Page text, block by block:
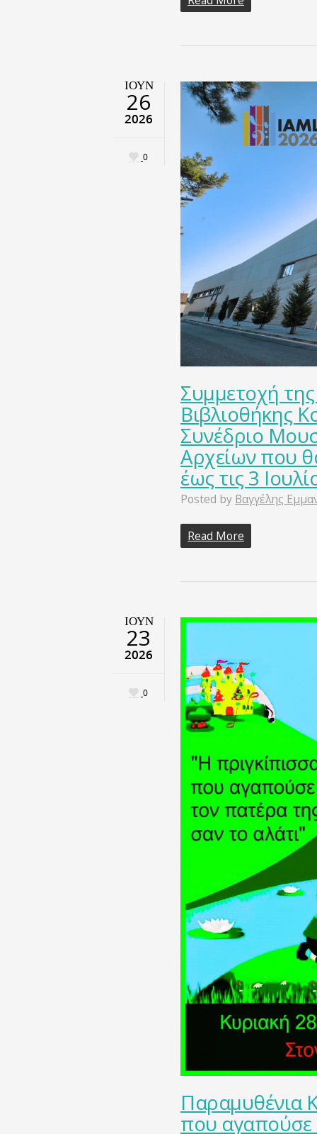
ΙΟΎΝ
26
2026
0
Συμμετοχή
Βιβλιοθήκης
Συνέδριο
Αρχείων που
έως τις 3
Posted by Βαγγέλης
Read More
ΙΟΎΝ
23
2026
0
Παραμυθένια
που αγαπούσε